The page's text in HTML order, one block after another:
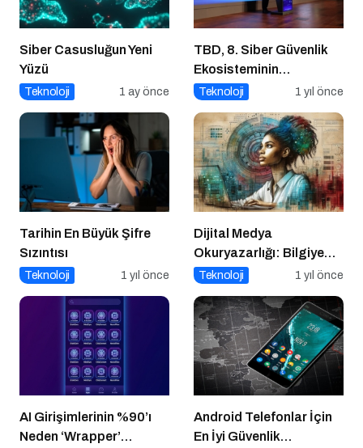
Siber Casusluğun Yeni
Yüzü
Teknoloji 1 ay önce
TBD, 8. Siber Güvenlik
Ekosisteminin
Geliştirilmesi Zirvesi’ni
Teknoloji 1 yıl önce
Tarihin En Büyük Şifre
Sızıntısı
Teknoloji 1 yıl önce
Dijital Medya
Okuryazarlığı: Bilgiye
Erişimde Sorumluluk ve
Teknoloji 1 yıl önce
AI Girişimlerinin %90’ı
Neden ‘Wrapper’
Android Telefonlar İçin
En İyi Güvenlik